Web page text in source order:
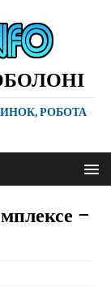
РОБОТА
–